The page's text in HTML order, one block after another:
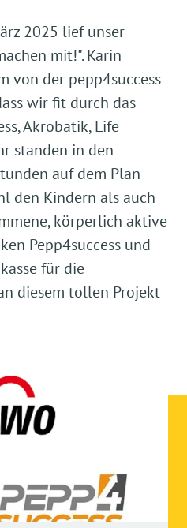
2025 lief unser
mit!". Karin
von der pepp4success
wir fit durch das
Akrobatik, Life
standen in den
auf dem Plan
den Kindern als auch
körperlich aktive
Pepp4success und
für die
diesem tollen Projekt